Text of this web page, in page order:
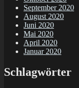
September 2020
August 2020
Juni 2020
Mai 2020
April 2020
Januar 2020
Schlagwörter